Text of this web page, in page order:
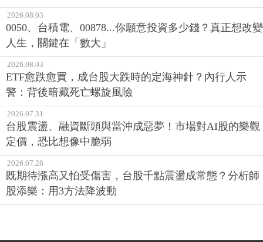
2026.08.03
0050、台積電、00878...你願意投資多少錢？真正想改變
人生，關鍵在「數大」
2026.08.03
ETF愈跌愈買，成台股大跌時的定海神針？內行人示
警：背後暗藏死亡螺旋風險
2026.07.31
台股震盪、融資斷頭與當沖成惡夢！市場對AI股的樂觀
定價，恐比想像中脆弱
2026.07.28
既期待漲高又怕受傷害，台股千點震盪成常態？分析師
股添樂：用3方法降波動